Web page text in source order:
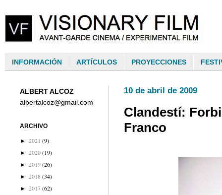
INFORMACIÓN ARTÍCULOS PROYECCIONES
10 de abril de 2009
Clandestí:
Franco
ALBERT ALCOZ
albertalcoz@gmail.com
ARCHIVO
► 2021 (9)
► 2020(19)
► 2019(26)
► 2018(34)
► 2017(62)